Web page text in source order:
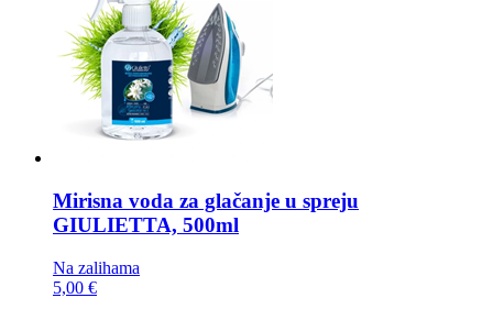
Mirisna voda za glačanje u spreju
GIULIETTA, 500ml
Na zalihama
5,00 €